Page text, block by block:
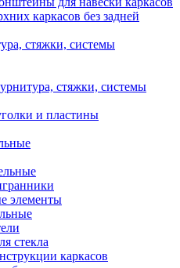
каркасов без задней
стяжки, системы
стяжки, системы
и пластины
элементы
стекла
каркасов